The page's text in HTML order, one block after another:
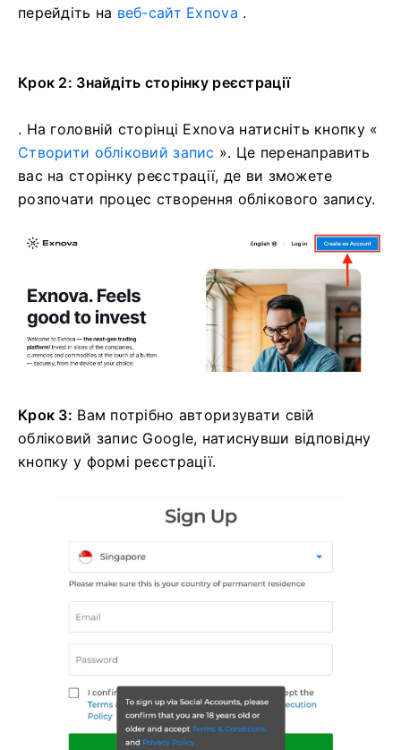
перейдіть на веб-сайт Exnova .
Крок 2: Знайдіть сторінку реєстрації
. На головній сторінці Exnova натисніть кнопку «
Створити обліковий запис ». Це перенаправить
вас на сторінку реєстрації, де ви зможете
розпочати процес створення облікового запису.
Крок 3: Вам потрібно авторизувати свій
обліковий запис Google, натиснувши відповідну
кнопку у формі реєстрації.